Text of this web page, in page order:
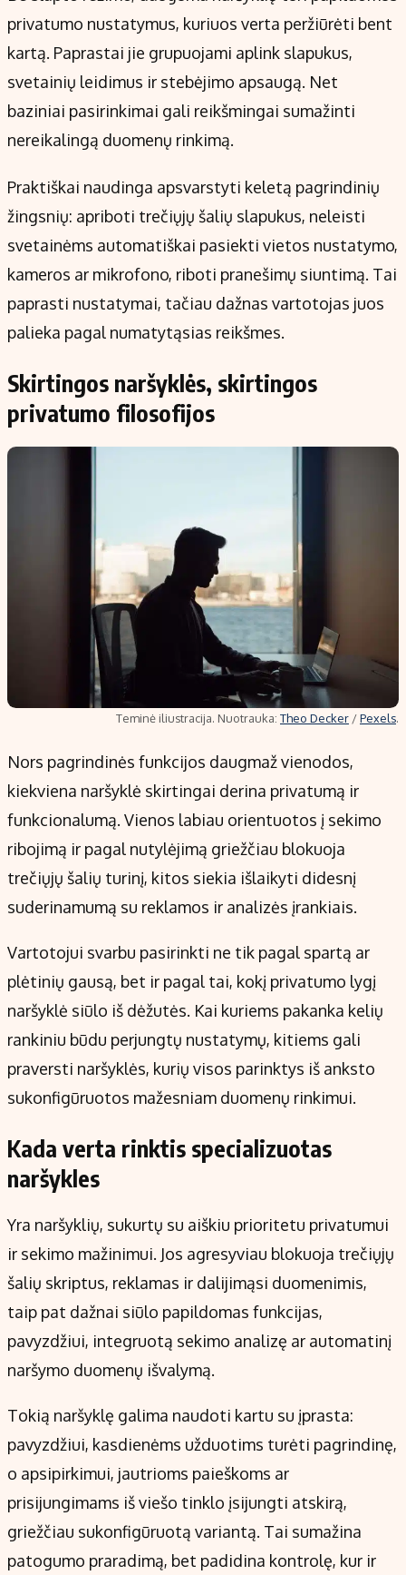
privatumo nustatymus, kuriuos verta peržiūrėti bent
kartą. Paprastai jie grupuojami aplink slapukus,
svetainių leidimus ir stebėjimo apsaugą. Net
baziniai pasirinkimai gali reikšmingai sumažinti
nereikalingą duomenų rinkimą.
Praktiškai naudinga apsvarstyti keletą pagrindinių
žingsnių: apriboti trečiųjų šalių slapukus, neleisti
svetainėms automatiškai pasiekti vietos nustatymo,
kameros ar mikrofono, riboti pranešimų siuntimą. Tai
paprasti nustatymai, tačiau dažnas vartotojas juos
palieka pagal numatytąsias reikšmes.
Skirtingos naršyklės, skirtingos
privatumo filosofijos
Teminė iliustracija. Nuotrauka: Theo Decker /Pexels.
Nors pagrindinės funkcijos daugmaž vienodos,
kiekviena naršyklė skirtingai derina privatumą ir
funkcionalumą. Vienos labiau orientuotos į sekimo
ribojimą ir pagal nutylėjimą griežčiau blokuoja
trečiųjų šalių turinį, kitos siekia išlaikyti didesnį
suderinamumą su reklamos ir analizės įrankiais.
Vartotojui svarbu pasirinkti ne tik pagal spartą ar
plėtinių gausą, bet ir pagal tai, kokį privatumo lygį
naršyklė siūlo iš dėžutės. Kai kuriems pakanka kelių
rankiniu būdu perjungtų nustatymų, kitiems gali
praversti naršyklės, kurių visos parinktys iš anksto
sukonfigūruotos mažesniam duomenų rinkimui.
Kada verta rinktis specializuotas
naršykles
Yra naršyklių, sukurtų su aiškiu prioritetu privatumui
ir sekimo mažinimui. Jos agresyviau blokuoja trečiųjų
šalių skriptus, reklamas ir dalijimąsi duomenimis,
taip pat dažnai siūlo papildomas funkcijas,
pavyzdžiui, integruotą sekimo analizę ar automatinį
naršymo duomenų išvalymą.
Tokią naršyklę galima naudoti kartu su įprasta:
pavyzdžiui, kasdienėms užduotims turėti pagrindinę,
o apsipirkimui, jautrioms paieškoms ar
prisijungimams iš viešo tinklo įsijungti atskirą,
griežčiau sukonfigūruotą variantą. Tai sumažina
patogumo praradimą, bet padidina kontrolę, kur ir